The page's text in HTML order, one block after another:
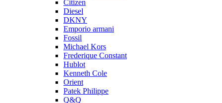
Citizen
Diesel
DKNY
Emporio armani
Fossil
Michael Kors
Frederique Constant
Hublot
Kenneth Cole
Orient
Patek Philippe
Q&Q